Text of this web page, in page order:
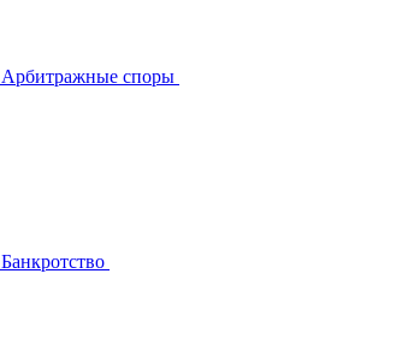
Арбитражные споры
Банкротство